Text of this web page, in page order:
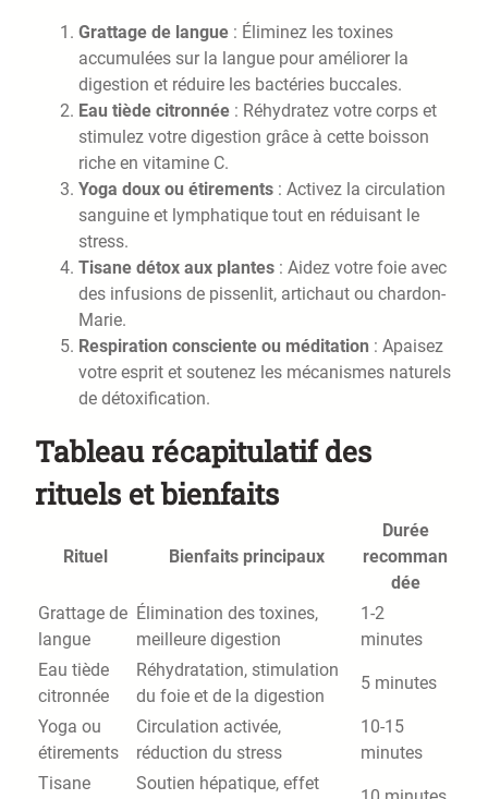
Grattage de langue : Éliminez les toxines
accumulées sur la langue pour améliorer la
digestion et réduire les bactéries buccales.
Eau tiède citronnée : Réhydratez votre corps et
stimulez votre digestion grâce à cette boisson
riche en vitamine C.
Yoga doux ou étirements : Activez la circulation
sanguine et lymphatique tout en réduisant le
stress.
Tisane détox aux plantes : Aidez votre foie avec
des infusions de pissenlit, artichaut ou chardon-
Marie.
Respiration consciente ou méditation : Apaisez
votre esprit et soutenez les mécanismes naturels
de détoxification.
Tableau récapitulatif des
rituels et bienfaits
Rituel Bienfaits principaux
Durée
recomman
dée
Grattage de
langue
Élimination des toxines,
meilleure digestion
1-2
minutes
Eau tiède
citronnée
Réhydratation, stimulation
du foie et de la digestion
5 minutes
Yoga ou
étirements
Circulation activée,
réduction du stress
10-15
minutes
Tisane
Soutien hépatique, effet